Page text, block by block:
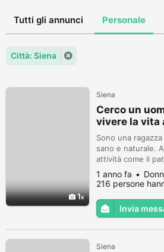
Tutti gli annunci Personale
Città: Siena
1
Siena
Cerco un
vivere la vita
Sono una
sano e naturale.
attività come il
molto affascinata
1 anno fa
216 persone
Invia
Siena